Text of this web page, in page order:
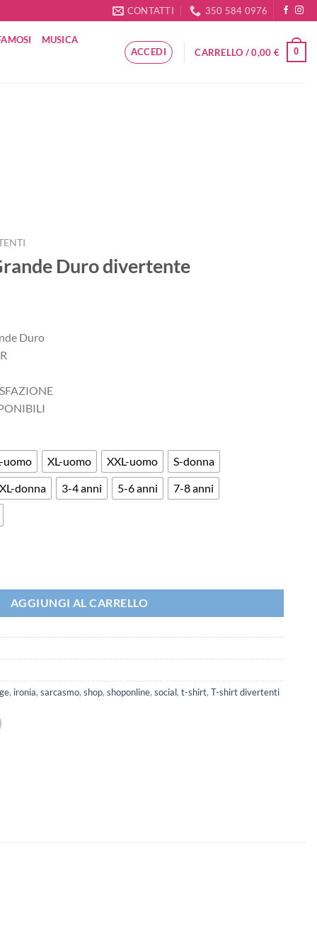
CONTATTI 350 584 0976
MUSICA
ACCEDI CARRELLO /0,00 € 0
Duro divertente
Duro
uomo XL-uomo XXL-uomo
S-donna
XL-donna 3-4 anni 5-6 anni
7-8 anni
AGGIUNGI AL CARRELLO
, ironia,sarcasmo,shop,shoponline,social,t-shirt,T-shirt divertenti